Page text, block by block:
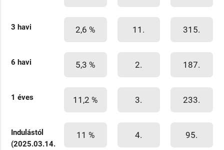
3 havi 2,6 % 11. 315.
6 havi 5,3 % 2. 187.
1 éves 11,2 % 3. 233.
Indulástól
(2025.03.14.
11 % 4. 95.